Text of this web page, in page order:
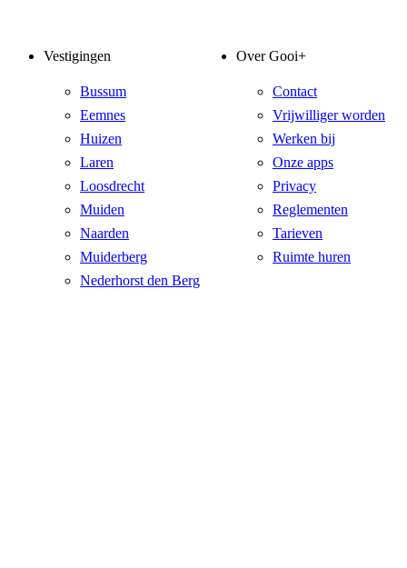
Vestigingen
Bussum
Eemnes
Huizen
Laren
Loosdrecht
Muiden
Naarden
Muiderberg
Nederhorst den Berg
Over Gooi+
Contact
Vrijwilliger worden
Werken bij
Onze apps
Privacy
Reglementen
Tarieven
Ruimte huren